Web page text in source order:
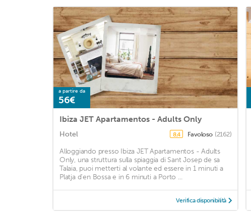
a partire da
56€
Ibiza JET Apartamentos - Adults Only
Hotel 8,4 Favoloso (2162)
Alloggiando presso Ibiza JET Apartamentos - Adults
Only, una struttura sulla spiaggia di Sant Josep de sa
Talaia, puoi metterti al volante ed essere in 1 minuti a
Platja d'en Bossa e in 6 minuti a Porto ...
Verifica disponibilità